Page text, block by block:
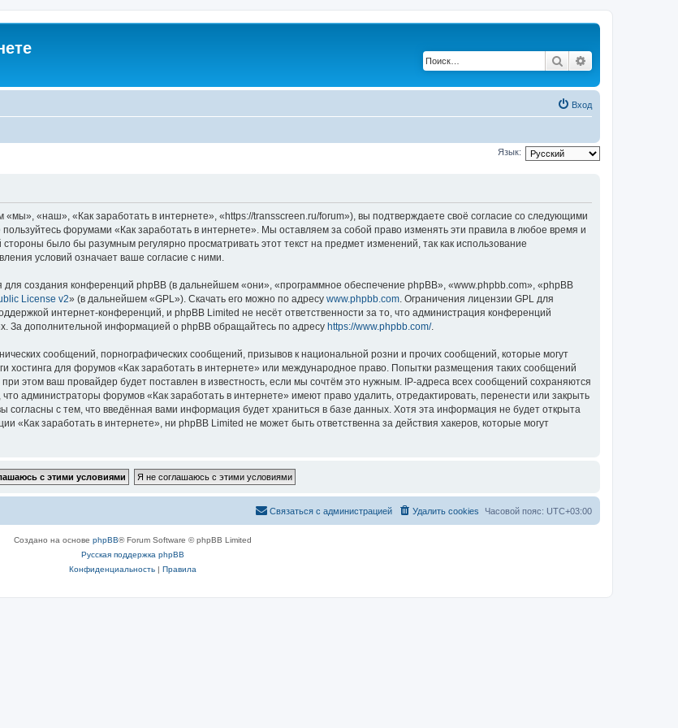
Поиск
Вход
Язык:
«наш», «Как заработать в интернете», «https://transscreen.ru/forum»), вы подтверждаете своё согласие со следующими
форумами «Как заработать в интернете». Мы оставляем за собой право изменять эти правила в любое время и
было бы разумным регулярно просматривать этот текст на предмет изменений, так как использование
условий означает ваше согласие с ними.
создания конференций phpBB (в дальнейшем «они», «программное обеспечение phpBB», «www.phpbb.com», «phpBB
License v2» (в дальнейшем «GPL»). Скачать его можно по адресу www.phpbb.com. Ограничения лицензии GPL для
интернет-конференций, и phpBB Limited не несёт ответственности за то, что администрация конференций
За дополнительной информацией о phpBB обращайтесь по адресу https://www.phpbb.com/.
сообщений, порнографических сообщений, призывов к национальной розни и прочих сообщений, которые могут
хостинга для форумов «Как заработать в интернете» или международное право. Попытки размещения таких сообщений
этом ваш провайдер будет поставлен в известность, если мы сочтём это нужным. IP-адреса всех сообщений сохраняются
администраторы форумов «Как заработать в интернете» имеют право удалить, отредактировать, перенести или закрыть
с тем, что введённая вами информация будет храниться в базе данных. Хотя эта информация не будет открыта
заработать в интернете», ни phpBB Limited не может быть ответственна за действия хакеров, которые могут
Часовой пояс: UTC+03:00
Удалить cookies
Связаться с администрацией
Создано на основе phpBB® Forum Software © phpBB Limited
Русская поддержка phpBB
Конфиденциальность| Правила